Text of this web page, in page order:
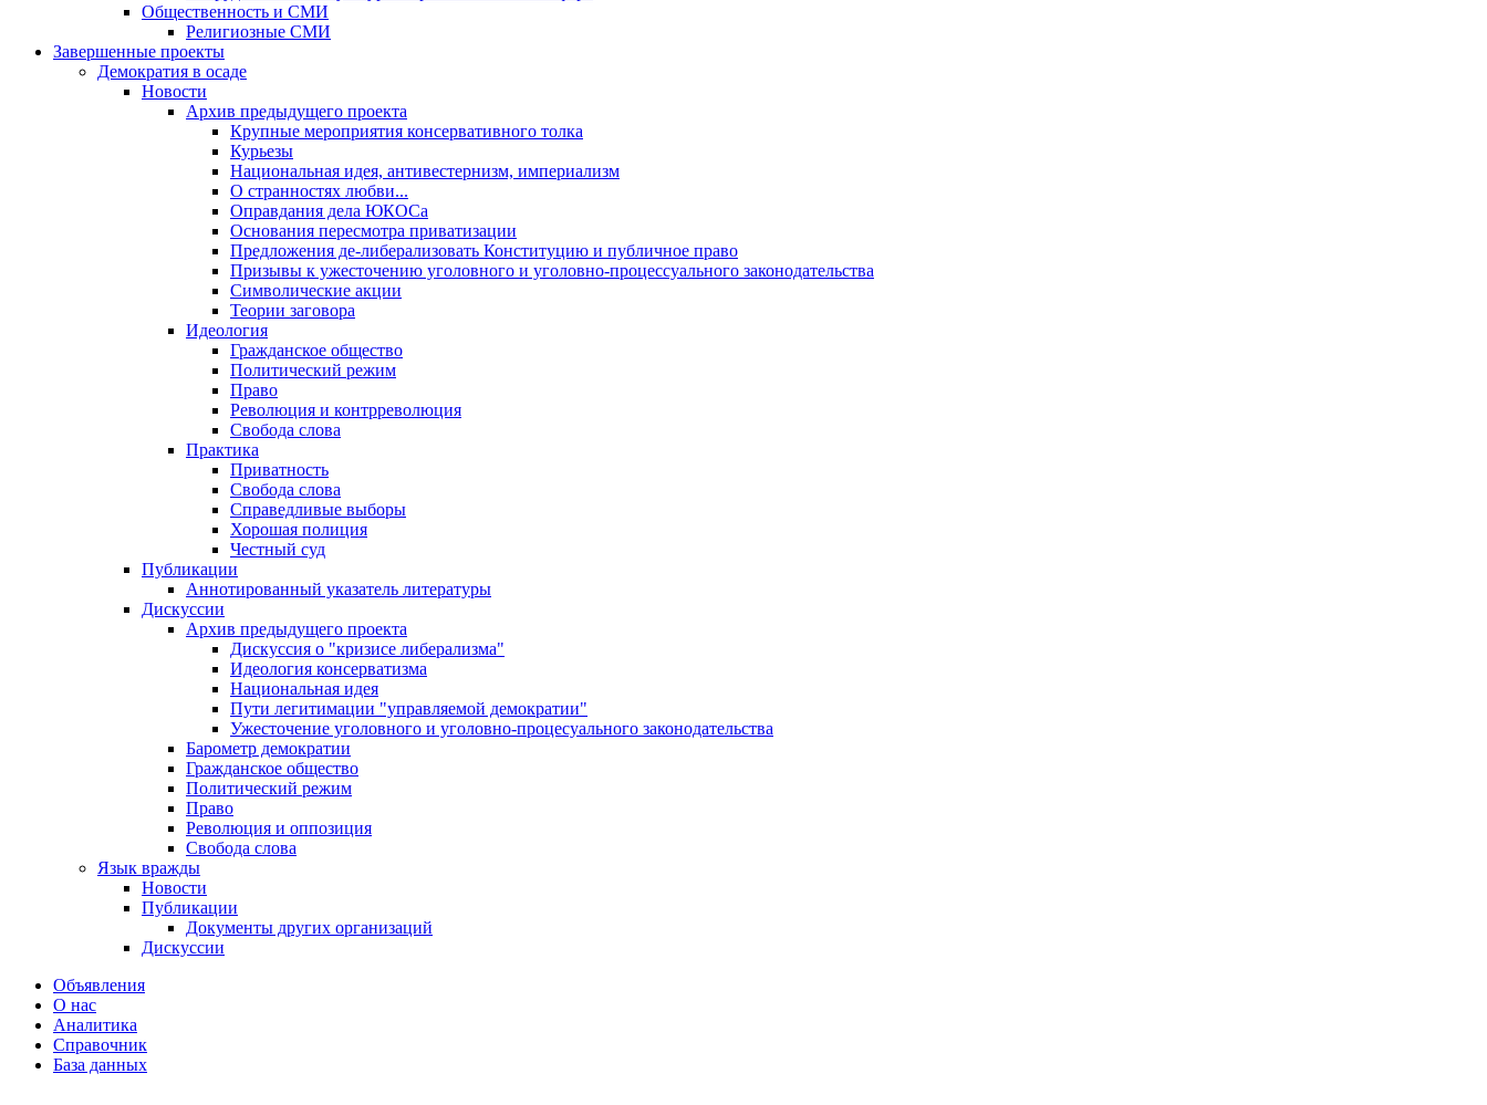
Общественность и СМИ
Религиозные СМИ
Завершенные проекты
Демократия в осаде
Новости
Архив предыдущего проекта
Крупные мероприятия консервативного толка
Курьезы
Национальная идея, антивестернизм, империализм
О странностях любви...
Оправдания дела ЮКОСа
Основания пересмотра приватизации
Предложения де-либерализовать Конституцию и публичное право
Призывы к ужесточению уголовного и уголовно-процессуального законодательства
Символические акции
Теории заговора
Идеология
Гражданское общество
Политический режим
Право
Революция и контрреволюция
Свобода слова
Практика
Приватность
Свобода слова
Справедливые выборы
Хорошая полиция
Честный суд
Публикации
Аннотированный указатель литературы
Дискуссии
Архив предыдущего проекта
Дискуссия о "кризисе либерализма"
Идеология консерватизма
Национальная идея
Пути легитимации "управляемой демократии"
Ужесточение уголовного и уголовно-процесуального законодательства
Барометр демократии
Гражданское общество
Политический режим
Право
Революция и оппозиция
Свобода слова
Язык вражды
Новости
Публикации
Документы других организаций
Дискуссии
Объявления
О нас
Аналитика
Справочник
База данных